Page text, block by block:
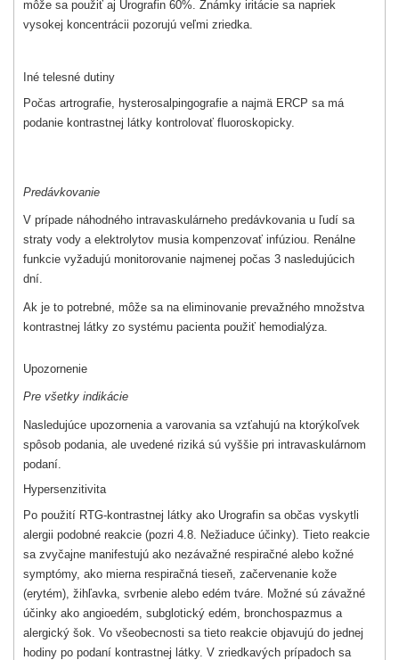
môže sa použiť aj Urografin 60%. Známky iritácie sa napriek
vysokej koncentrácii pozorujú veľmi zriedka.
Iné telesné dutiny
Počas artrografie, hysterosalpingografie a najmä ERCP sa má
podanie kontrastnej látky kontrolovať fluoroskopicky.
Predávkovanie
V prípade náhodného intravaskulárneho predávkovania u ľudí sa
straty vody a elektrolytov musia kompenzovať infúziou. Renálne
funkcie vyžadujú monitorovanie najmenej počas 3 nasledujúcich
dní.
Ak je to potrebné, môže sa na eliminovanie prevažného množstva
kontrastnej látky zo systému pacienta použiť hemodialýza.
Upozornenie
Pre všetky indikácie
Nasledujúce upozornenia a varovania sa vzťahujú na ktorýkoľvek
spôsob podania, ale uvedené riziká sú vyššie pri intravaskulárnom
podaní.
Hypersenzitivita
Po použití RTG-kontrastnej látky ako Urografin sa občas vyskytli
alergii podobné reakcie (pozri 4.8. Nežiaduce účinky). Tieto reakcie
sa zvyčajne manifestujú ako nezávažné respiračné alebo kožné
symptómy, ako mierna respiračná tieseň, začervenanie kože
(erytém), žihľavka, svrbenie alebo edém tváre. Možné sú závažné
účinky ako angioedém, subglotický edém, bronchospazmus a
alergický šok. Vo všeobecnosti sa tieto reakcie objavujú do jednej
hodiny po podaní kontrastnej látky. V zriedkavých prípadoch sa